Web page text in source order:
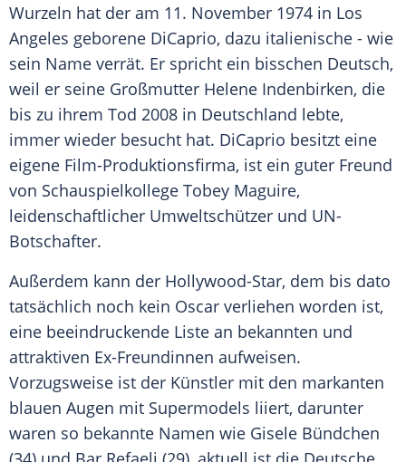
Wurzeln hat der am 11. November 1974 in Los
Angeles geborene DiCaprio, dazu italienische - wie
sein Name verrät. Er spricht ein bisschen Deutsch,
weil er seine Großmutter Helene Indenbirken, die
bis zu ihrem Tod 2008 in Deutschland lebte,
immer wieder besucht hat. DiCaprio besitzt eine
eigene Film-Produktionsfirma, ist ein guter Freund
von Schauspielkollege Tobey Maguire,
leidenschaftlicher Umweltschützer und UN-
Botschafter.
Außerdem kann der Hollywood-Star, dem bis dato
tatsächlich noch kein Oscar verliehen worden ist,
eine beeindruckende Liste an bekannten und
attraktiven Ex-Freundinnen aufweisen.
Vorzugsweise ist der Künstler mit den markanten
blauen Augen mit Supermodels liiert, darunter
waren so bekannte Namen wie Gisele Bündchen